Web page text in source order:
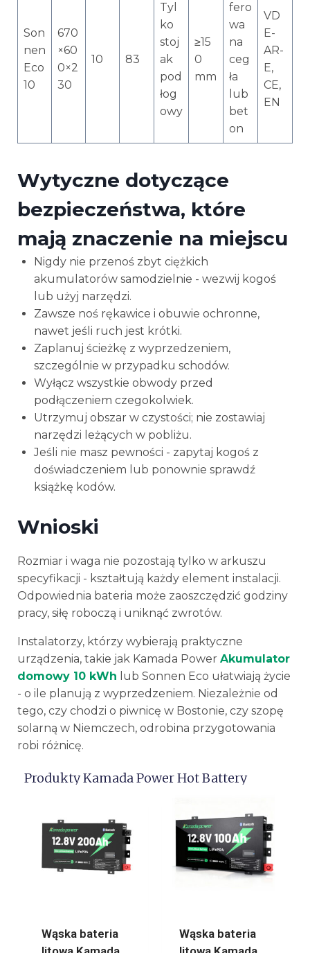
Son
nen
Eco
10
670
×60
0×2
30
10 83
Tyl
ko
stoj
ak
pod
łog
owy
≥15
0
mm
fero
wa
na
ceg
ła
lub
bet
on
VD
E-
AR-
E,
CE,
EN
Wytyczne dotyczące
bezpieczeństwa, które
mają znaczenie na miejscu
Nigdy nie przenoś zbyt ciężkich
akumulatorów samodzielnie - wezwij kogoś
lub użyj narzędzi.
Zawsze noś rękawice i obuwie ochronne,
nawet jeśli ruch jest krótki.
Zaplanuj ścieżkę z wyprzedzeniem,
szczególnie w przypadku schodów.
Wyłącz wszystkie obwody przed
podłączeniem czegokolwiek.
Utrzymuj obszar w czystości; nie zostawiaj
narzędzi leżących w pobliżu.
Jeśli nie masz pewności - zapytaj kogoś z
doświadczeniem lub ponownie sprawdź
książkę kodów.
Wnioski
Rozmiar i waga nie pozostają tylko w arkuszu
specyfikacji - kształtują każdy element instalacji.
Odpowiednia bateria może zaoszczędzić godziny
pracy, siłę roboczą i uniknąć zwrotów.
Instalatorzy, którzy wybierają praktyczne
urządzenia, takie jak Kamada Power Akumulator
domowy 10 kWh lub Sonnen Eco ułatwiają życie
- o ile planują z wyprzedzeniem. Niezależnie od
tego, czy chodzi o piwnicę w Bostonie, czy szopę
solarną w Niemczech, odrobina przygotowania
robi różnicę.
Produkty Kamada Power Hot Battery
Wąska bateria
Wąska bateria